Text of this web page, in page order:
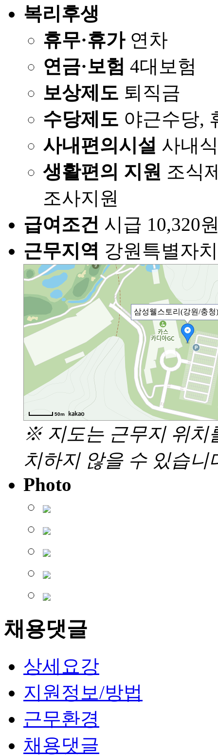
복리후생
휴무·휴가연차
연금·보험 4대보험
보상제도 퇴직금
수당제도 야근수당,
사내편의시설 사내
생활편의 지원 조식
조사지원
급여조건 시급 10,320
근무지역 강원특별자
삼성웰스토리(강원/충청
50m
※ 지도는 근무지 위치
치하지 않을 수 있습니
Photo
채용댓글
상세요강
지원정보/방법
근무환경
채용댓글